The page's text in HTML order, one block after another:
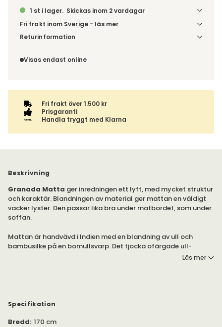
1 st i lager. Skickas inom 2 vardagar
Fri frakt inom Sverige - läs mer
Denna vara skickas till din port/tomtgräns. Innan leverans
ordern tillsammans.
Returinformation
order, enligtdistansavtalslagen.
Visas endast online
Fri frakt över 1.500 kr
Prisgaranti
Handla tryggt med Klarna
Beskrivning
Granada Matta ger inredningen ett lyft, med mycket struktur
och karaktär. Blandningen av material ger mattan en väldigt
vacker lyster. Den passar lika bra under matbordet, som under
soffan.
Mattan är handvävd i Indien med en blandning av ull och
bambusilke på en bomullsvarp. Det tjocka ofärgade ull-
Läs mer
Specifikation
Bredd: 170 cm